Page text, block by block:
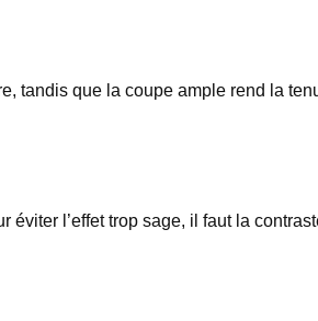
tandis que la coupe ample rend la
l’effet trop sage, il faut la